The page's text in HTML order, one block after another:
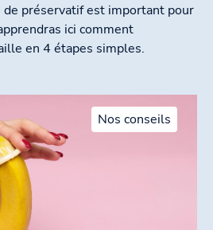
préservatif est important pour
ici comment
en 4 étapes simples.
Nos conseils